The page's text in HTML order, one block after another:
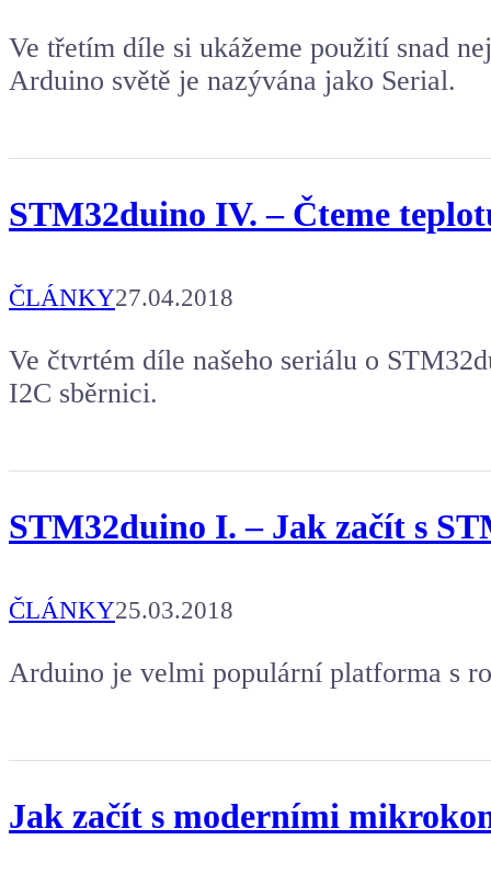
Ve třetím díle si ukážeme použití snad
Arduino světě je nazývána jako Serial.
STM32duino IV. – Čteme
ČLÁNKY27.04.2018
Ve čtvrtém díle našeho seriálu o
I2C sběrnici.
STM32duino I. – Jak začít s
ČLÁNKY25.03.2018
Arduino je velmi populární platforma s
Jak začít s moderními